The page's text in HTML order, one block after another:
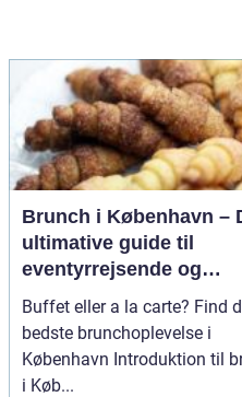
Brunch i København –
ultimative guide til
eventyrrejsende og
backpackere
Buffet eller a la carte? Find
bedste brunchoplevelse i
København Introduktion til brunch
i Køb...